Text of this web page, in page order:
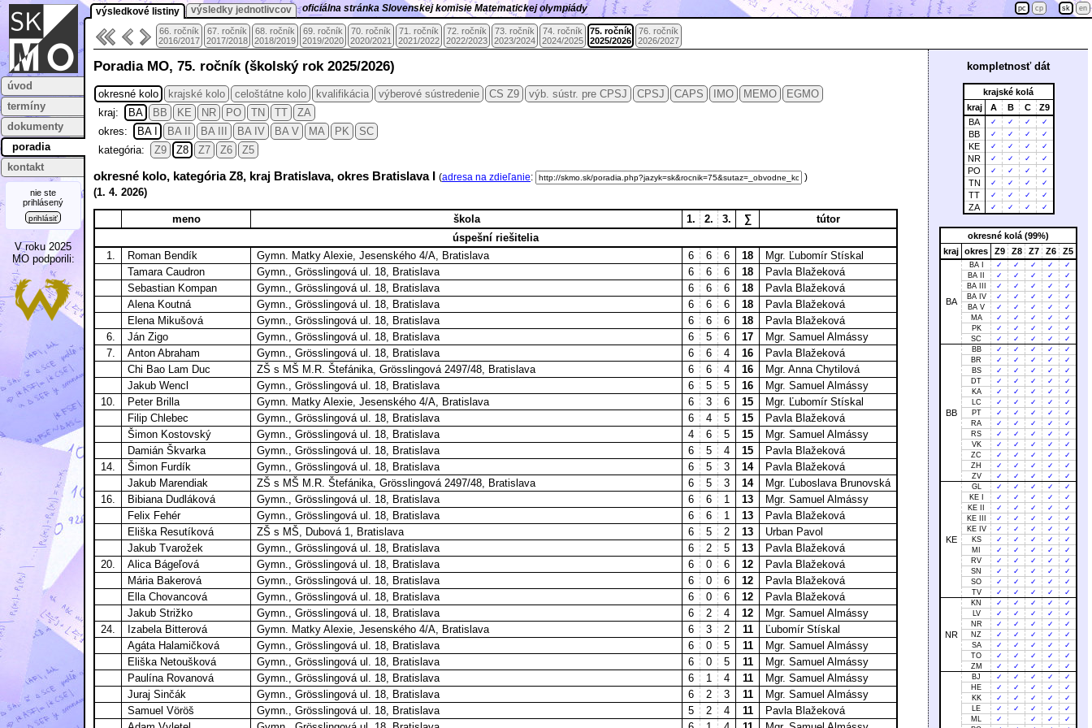
úvod
termíny
dokumenty
poradia
kontakt
nie ste
prihlásený
prihlásiť
V roku 2025
MO podporili:
výsledkové listiny výsledky jednotlivcov oficiálna stránka Slovenskej komisie Matematickej olympiády pc cp sk en
66. ročník
2016/2017
67. ročník
2017/2018
68. ročník
2018/2019
69. ročník
2019/2020
70. ročník
2020/2021
71. ročník
2021/2022
72. ročník
2022/2023
73. ročník
2023/2024
74. ročník
2024/2025
75. ročník
2025/2026
76. ročník
2026/2027
kompletnosť dát
krajské kolá
kraj
A B C
Z9
BA
✓ ✓ ✓ ✓
BB ✓ ✓ ✓ ✓
KE ✓ ✓ ✓ ✓
NR ✓ ✓ ✓ ✓
PO ✓ ✓ ✓ ✓
TN ✓ ✓ ✓ ✓
TT ✓ ✓ ✓ ✓
ZA ✓ ✓ ✓ ✓
okresné kolá (99%)
kraj okres Z9 Z8 Z7 Z6 Z5
BA
BA I ✓ ✓ ✓ ✓
✓
BA II
✓ ✓ ✓ ✓
✓
BA III
✓ ✓ ✓ ✓
✓
BA IV
✓ ✓ ✓ ✓
✓
BA V
✓ ✓ ✓ ✓
✓
MA
✓ ✓ ✓ ✓
✓
PK
✓ ✓ ✓ ✓
✓
SC
✓ ✓ ✓ ✓ ✓
BB
BB ✓ ✓ ✓ ✓
✓
BR
✓ ✓ ✓ ✓
✓
BS
✓ ✓ ✓ ✓
✓
DT
✓ ✓ ✓ ✓
✓
KA
✓ ✓ ✓ ✓
✓
LC
✓ ✓ ✓ ✓
✓
PT
✓ ✓ ✓ ✓
✓
RA
✓ ✓ ✓ ✓
✓
RS
✓ ✓ ✓ ✓
✓
VK
✓ ✓ ✓ ✓
✓
ZC
✓ ✓ ✓ ✓
✓
ZH
✓ ✓ ✓ ✓
✓
ZV
✓ ✓ ✓ ✓ ✓
KE
GL ✓ ✓ ✓ ✓
✓
KE I
✓ ✓ ✓ ✓
✓
KE II
✓ ✓ ✓ ✓
✓
KE III
✓ ✓ ✓ ✓
✓
KE IV
✓ ✓ ✓ ✓
✓
KS
✓ ✓ ✓ ✓
✓
MI
✓ ✓ ✓ ✓
✓
RV
✓ ✓ ✓ ✓
✓
SN
✓ ✓ ✓ ✓
✓
SO
✓ ✓ ✓ ✓
✓
TV
✓ ✓ ✓ ✓ ✓
NR
KN ✓ ✓ ✓ ✓
✓
LV
✓ ✓ ✓ ✓
✓
NR
✓ ✓ ✓ ✓
✓
NZ
✓ ✓ ✓ ✓
✓
SA
✓ ✓ ✓ ✓
✓
TO
✓ ✓ ✓ ✓
✓
ZM
✓ ✓ ✓ ✓
✓
BJ
✓ ✓ ✓ ✓
✓
HE
✓ ✓ ✓ ✓
✓
KK
✓ ✓ ✓ ✓
✓
LE
✓ ✓ ✓ ✓
✓
ML
✓ ✓ ✓
✓
Poradia MO, 75. ročník (školský rok 2025/2026)
okresné kolo krajské kolo celoštátne kolo kvalifikácia výberové sústredenie CS Z9 výb. sústr. pre CPSJ CPSJ CAPS IMO MEMO
EGMO
kraj:
BA BB KE NR PO TN TT
ZA
okres:
BA I BA II BA III BA IV BA V MA PK
SC
kategória:
Z9 Z8 Z7 Z6 Z5
okresné kolo, kategória Z8, kraj Bratislava, okres Bratislava I (adresa na zdieľanie: )
(1. 4. 2026)
meno škola 1. 2. 3. ∑
tútor
úspešní riešitelia
1.
Roman Bendík Gymn. Matky Alexie, Jesenského 4/A, Bratislava 6 6 6 18
Mgr. Ľubomír Stískal
Tamara Caudron
Gymn., Grösslingová ul. 18, Bratislava 6 6 6 18
Pavla Blažeková
Sebastian Kompan
Gymn., Grösslingová ul. 18, Bratislava 6 6 6 18
Pavla Blažeková
Alena Koutná
Gymn., Grösslingová ul. 18, Bratislava 6 6 6 18
Pavla Blažeková
Elena Mikušová
Gymn., Grösslingová ul. 18, Bratislava 6 6 6 18
Pavla Blažeková
6.
Ján Zigo Gymn., Grösslingová ul. 18, Bratislava 6 5 6 17
Mgr. Samuel Almássy
7.
Anton Abraham Gymn., Grösslingová ul. 18, Bratislava 6 6 4 16
Pavla Blažeková
Chi Bao Lam Duc
ZŠ s MŠ M.R. Štefánika, Grösslingová 2497/48, Bratislava 6 6 4 16
Mgr. Anna Chytilová
Jakub Wencl
Gymn., Grösslingová ul. 18, Bratislava 6 5 5 16
Mgr. Samuel Almássy
10.
Peter Brilla Gymn. Matky Alexie, Jesenského 4/A, Bratislava 6 3 6 15
Mgr. Ľubomír Stískal
Filip Chlebec
Gymn., Grösslingová ul. 18, Bratislava 6 4 5 15
Pavla Blažeková
Šimon Kostovský
Gymn., Grösslingová ul. 18, Bratislava 4 6 5 15
Mgr. Samuel Almássy
Damián Škvarka
Gymn., Grösslingová ul. 18, Bratislava 6 5 4 15
Pavla Blažeková
14.
Šimon Furdík Gymn., Grösslingová ul. 18, Bratislava 6 5 3 14
Pavla Blažeková
Jakub Marendiak
ZŠ s MŠ M.R. Štefánika, Grösslingová 2497/48, Bratislava 6 5 3 14
Mgr. Ľuboslava Brunovská
16.
Bibiana Dudláková Gymn., Grösslingová ul. 18, Bratislava 6 6 1 13
Mgr. Samuel Almássy
Felix Fehér
Gymn., Grösslingová ul. 18, Bratislava 6 6 1 13
Pavla Blažeková
Eliška Resutíková
ZŠ s MŠ, Dubová 1, Bratislava 6 5 2 13
Urban Pavol
Jakub Tvarožek
Gymn., Grösslingová ul. 18, Bratislava 6 2 5 13
Pavla Blažeková
20.
Alica Bágeľová Gymn., Grösslingová ul. 18, Bratislava 6 0 6 12
Pavla Blažeková
Mária Bakerová
Gymn., Grösslingová ul. 18, Bratislava 6 0 6 12
Pavla Blažeková
Ella Chovancová
Gymn., Grösslingová ul. 18, Bratislava 6 0 6 12
Pavla Blažeková
Jakub Strižko
Gymn., Grösslingová ul. 18, Bratislava 6 2 4 12
Mgr. Samuel Almássy
24.
Izabela Bitterová Gymn. Matky Alexie, Jesenského 4/A, Bratislava 6 3 2 11
Ľubomír Stískal
Agáta Halamičková
Gymn., Grösslingová ul. 18, Bratislava 6 0 5 11
Mgr. Samuel Almássy
Eliška Netoušková
Gymn., Grösslingová ul. 18, Bratislava 6 0 5 11
Mgr. Samuel Almássy
Paulína Rovanová
Gymn., Grösslingová ul. 18, Bratislava 6 1 4 11
Mgr. Samuel Almássy
Juraj Sinčák
Gymn., Grösslingová ul. 18, Bratislava 6 2 3 11
Mgr. Samuel Almássy
Samuel Vöröš
Gymn., Grösslingová ul. 18, Bratislava 5 2 4 11
Pavla Blažeková